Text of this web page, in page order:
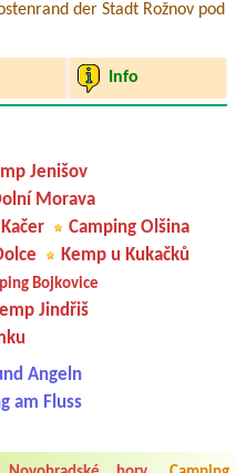
der Stadt Rožnov pod
Info
Jenišov
Morava
Camping Olšina
Kemp u Kukačků
Bojkovice
Jindřiš
Angeln
am Fluss